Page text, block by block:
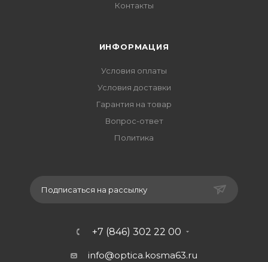
Контакты
ИНФОРМАЦИЯ
Условия оплаты
Условия доставки
Гарантия на товар
Вопрос-ответ
Политика
Подписаться на рассылку
+7 (846) 302 22 00
info@optica.kosma63.ru